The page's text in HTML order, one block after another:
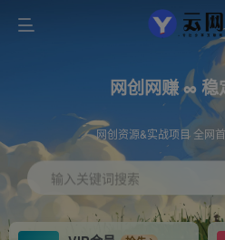
网创网赚 ∞ 稳
网创资源&实战项目 全网
输入关键词搜索